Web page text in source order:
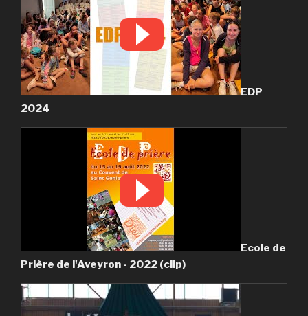
EDP
2024
Ecole de
Prière de l'Aveyron - 2022 (clip)